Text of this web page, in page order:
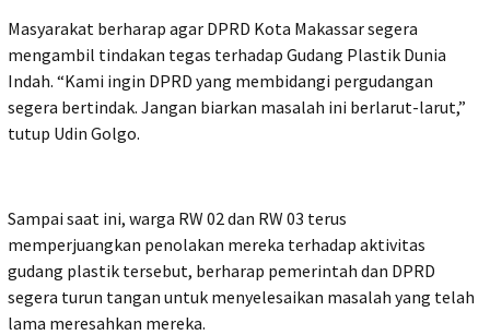
Masyarakat berharap agar DPRD Kota Makassar segera
mengambil tindakan tegas terhadap Gudang Plastik Dunia
Indah. “Kami ingin DPRD yang membidangi pergudangan
segera bertindak. Jangan biarkan masalah ini berlarut-larut,”
tutup Udin Golgo.
Sampai saat ini, warga RW 02 dan RW 03 terus
memperjuangkan penolakan mereka terhadap aktivitas
gudang plastik tersebut, berharap pemerintah dan DPRD
segera turun tangan untuk menyelesaikan masalah yang telah
lama meresahkan mereka.